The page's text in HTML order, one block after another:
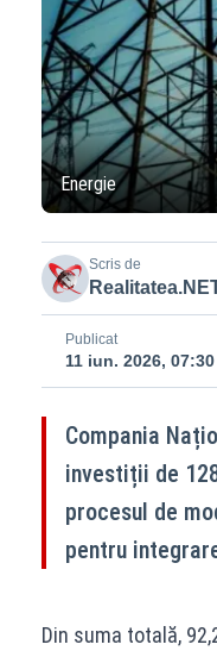
Energie
Scris de
Publicat
11 iun. 2026, 07:30
Compania
investiții de
procesul de
pentru
Din suma totală,